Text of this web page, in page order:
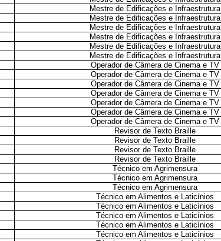
Mestre de Edificações e Infraestrutura
Mestre de Edificações e Infraestrutura
Mestre de Edificações e Infraestrutura
Mestre de Edificações e Infraestrutura
Mestre de Edificações e Infraestrutura
Mestre de Edificações e Infraestrutura
Operador de Câmera de Cinema e TV
Operador de Câmera de Cinema e TV
Operador de Câmera de Cinema e TV
Operador de Câmera de Cinema e TV
Operador de Câmera de Cinema e TV
Operador de Câmera de Cinema e TV
Operador de Câmera de Cinema e TV
Revisor de Texto Braille
Revisor de Texto Braille
Revisor de Texto Braille
Revisor de Texto Braille
Técnico em Agrimensura
Técnico em Agrimensura
Técnico em Agrimensura
Técnico em Alimentos e Laticínios
Técnico em Alimentos e Laticínios
Técnico em Alimentos e Laticínios
Técnico em Alimentos e Laticínios
Técnico em Alimentos e Laticínios